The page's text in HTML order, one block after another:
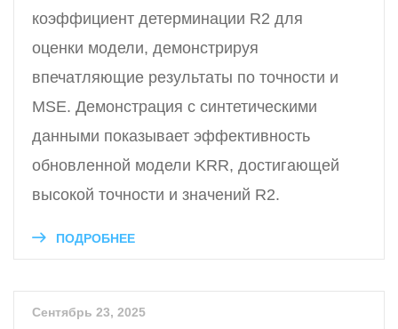
коэффициент детерминации R2 для
оценки модели, демонстрируя
впечатляющие результаты по точности и
MSE. Демонстрация с синтетическими
данными показывает эффективность
обновленной модели KRR, достигающей
высокой точности и значений R2.
ПОДРОБНЕЕ
Сентябрь 23, 2025